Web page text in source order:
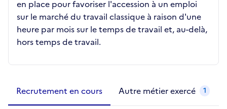
en place pour favoriser l'accession à un emploi
sur le marché du travail classique à raison d'une
heure par mois sur le temps de travail et, au-delà,
hors temps de travail.
Recrutement en cours Autre métier exercé 1